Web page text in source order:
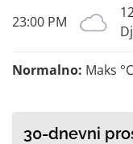
23:00 PM
Normalno: Maks
30-dnevni